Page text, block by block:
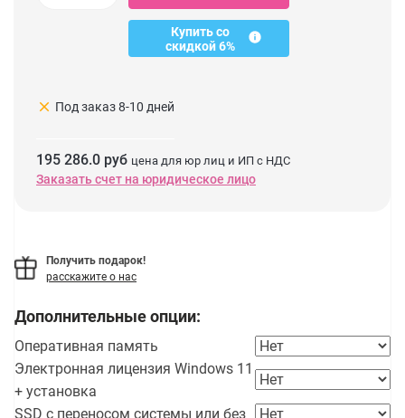
Купить со
скидкой 6%
clear Под заказ 8-10 дней
195 286.0 руб цена для юр лиц и ИП с НДС
Заказать счет на юридическое лицо
Получить подарок!
расскажите о нас
Дополнительные опции:
Оперативная память
Электронная лицензия Windows 11
+ установка
SSD с переносом системы или без